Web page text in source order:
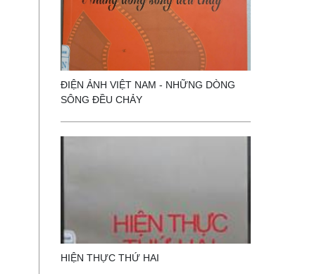
ĐIỆN ẢNH VIỆT NAM - NHỮNG DÒNG
SÔNG ĐỀU CHẢY
HIỆN THỰC THỨ HAI